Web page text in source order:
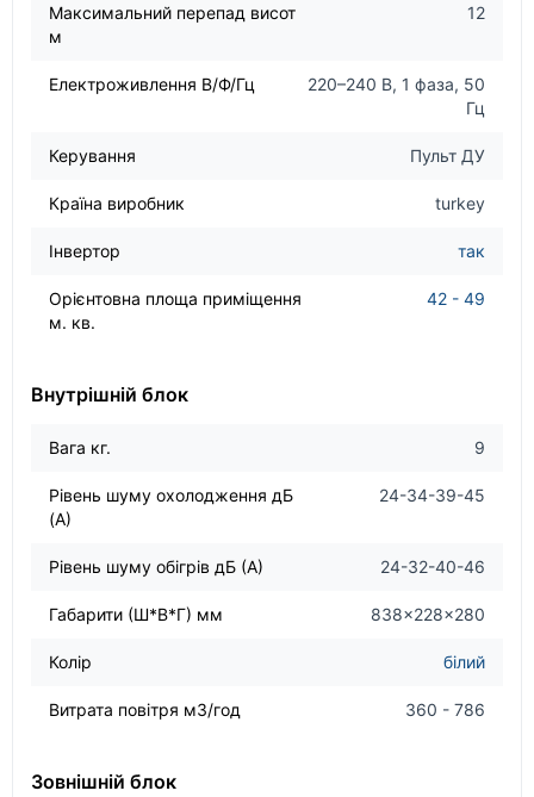
Максимальний перепад висот
м
12
Електроживлення В/Ф/Гц
220–240 B, 1 фаза, 50
Гц
Керування Пульт ДУ
Країна виробник turkey
Інвертор так
Орієнтовна площа приміщення
м. кв.
42 - 49
Внутрішній блок
Вага кг. 9
Рівень шуму охолодження дБ
(А)
24-34-39-45
Рівень шуму обігрів дБ (А) 24-32-40-46
Габарити (Ш*В*Г) мм 838×228×280
Колір білий
Витрата повітря м3/год 360 - 786
Зовнішній блок